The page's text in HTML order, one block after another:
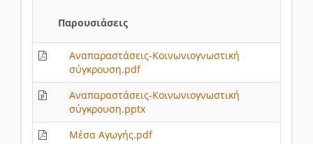
Παρουσιάσεις
Αναπαραστάσεις-Κοινωνιογνωστική
σύγκρουση.pdf
Αναπαραστάσεις-Κοινωνιογνωστική
σύγκρουση.pptx
Μέσα Αγωγής.pdf